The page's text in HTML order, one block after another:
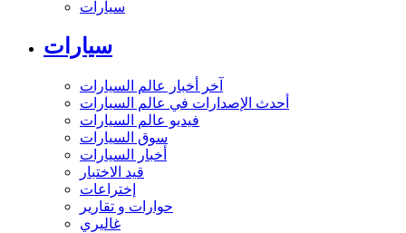
سيارات
سيارات
آخر أخبار عالم السيارات
أحدث الإصدارات في عالم السيارات
فيديو عالم السيارات
سوق السيارات
أخبار السيارات
قيد الاختبار
إختراعات
حوارات و تقارير
غاليري